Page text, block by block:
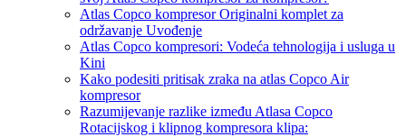
Atlas Copco kompresor Originalni komplet za
održavanje Uvođenje
Atlas Copco kompresori: Vodeća tehnologija i usluga u
Kini
Kako podesiti pritisak zraka na atlas Copco Air
kompresor
Razumijevanje razlike između Atlasa Copco
Rotacijskog i klipnog kompresora klipa: